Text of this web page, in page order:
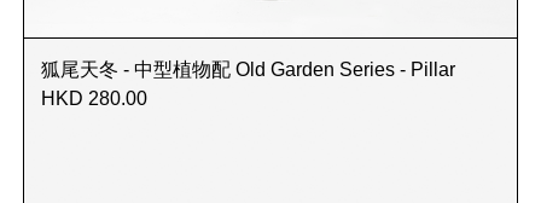
狐尾天冬 - 中型植物配 Old Garden Series - Pillar
HKD 280.00